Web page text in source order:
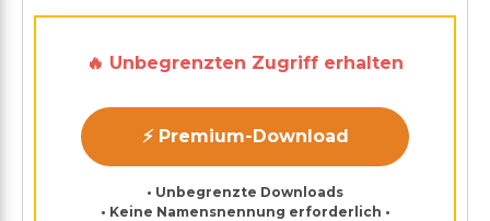
🔥 Unbegrenzten Zugriff erhalten
⚡ Premium-Download
• Unbegrenzte Downloads
• Keine Namensnennung erforderlich •